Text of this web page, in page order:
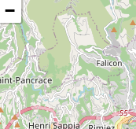
−